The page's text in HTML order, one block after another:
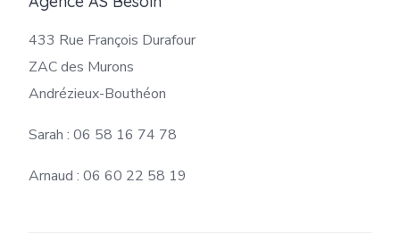
433 Rue François Durafour
ZAC des Murons
Andrézieux-Bouthéon
Sarah : 06 58 16 74 78
Arnaud : 06 60 22 58 19